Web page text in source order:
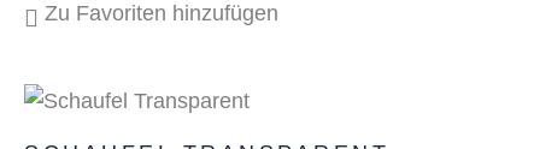
Zu Favoriten hinzufügen